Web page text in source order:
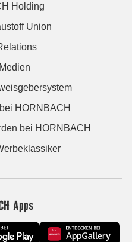
Holding
Union
HORNBACH
bei HORNBACH
Apps